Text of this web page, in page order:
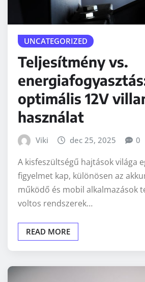
UNCATEGORIZED
Teljesítmény vs.
optimális 12V
használat
Viki dec 25, 2025 0
A kisfeszültségű hajtások világa
figyelmet kap, különösen az
működő és mobil alkalmazások
voltos rendszerek…
READ MORE